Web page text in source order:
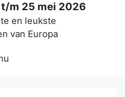
m 25 mei 2026
en leukste
van Europa